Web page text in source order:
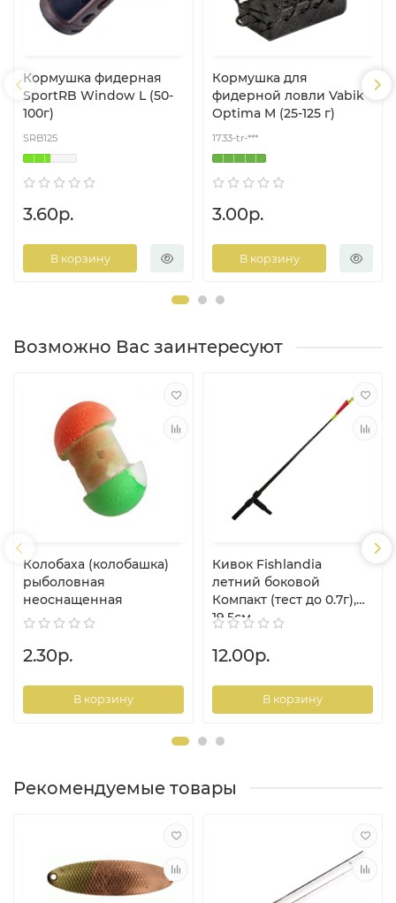
Кормушка фидерная
SportRB Window L (50-
100г)
SRB125
3.60р.
В корзину
Кормушка для
фидерной ловли Vabik
Optima M (25-125 г)
1733-tr-***
3.00р.
В корзину
Возможно Вас заинтересуют
Колобаха (колобашка)
рыболовная
неоснащенная
2.30р.
В корзину
Кивок Fishlandia
летний боковой
Компакт (тест до 0.7г),
19.5см
12.00р.
В корзину
Рекомендуемые товары